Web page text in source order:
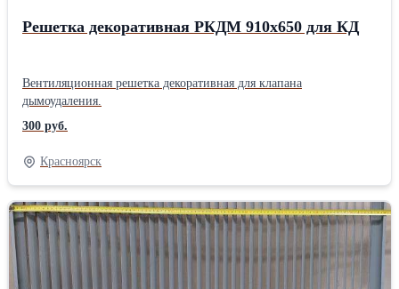
Решетка декоративная РКДМ 910х650 для КД
Вентиляционная решетка декоративная для клапана
дымоудаления.
300 руб.
Красноярск